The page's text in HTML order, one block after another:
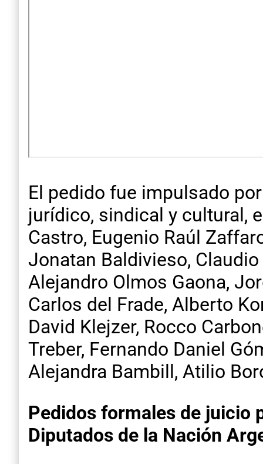
El pedido fue impulsado
jurídico, sindical y cultural,
Castro, Eugenio Raúl
Jonatan Baldivieso,
Alejandro Olmos Gaona,
Carlos del Frade, Alberto
David Klejzer, Rocco
Treber, Fernando Daniel
Alejandra Bambill, Atilio
Pedidos formales de juicio
Diputados de la Nación